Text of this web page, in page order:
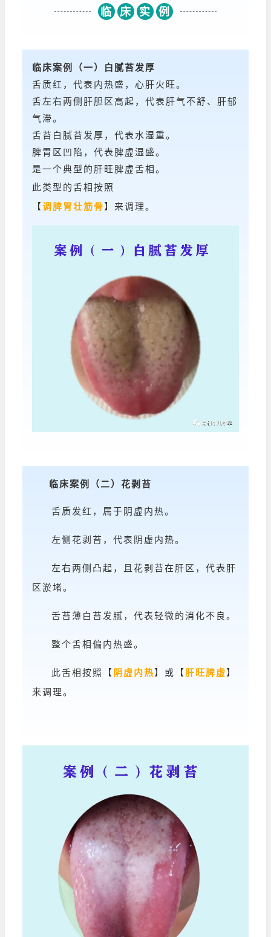
临 床 实 例
临床案例 （一）
白腻苔发厚
舌质红，代表内热盛，心肝火旺。
舌左右两侧肝胆区高起，代表肝气不舒、肝郁
气滞。
舌苔白腻苔发厚，代表水湿重。
脾胃区凹陷，代表脾虚湿盛。
是一个典型的肝旺脾虚舌相。
此类型的舌相按照
【调脾胃壮筋骨】来调理。
临床案例 （二） 花剥苔
舌质发红，属于阴虚内热。
左侧花剥苔，代表阴虚内热。
左右两侧凸起，且花剥苔在肝区，代表肝
区淤堵。
舌苔薄白苔发腻，代表轻微的消化不良。
整个舌相偏内热盛。
此舌相按照【 阴虚内热】或【 肝旺脾虚】
来调理。